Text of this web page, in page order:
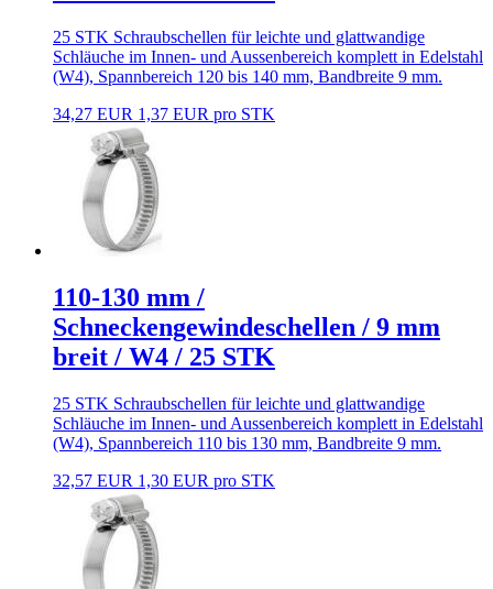
25 STK Schraubschellen für leichte und glattwandige
Schläuche im Innen- und Aussenbereich komplett in Edelstahl
(W4), Spannbereich 120 bis 140 mm, Bandbreite 9 mm.
34,27 EUR 1,37 EUR pro STK
110-130 mm /
Schneckengewindeschellen / 9 mm
breit / W4 / 25 STK
25 STK Schraubschellen für leichte und glattwandige
Schläuche im Innen- und Aussenbereich komplett in Edelstahl
(W4), Spannbereich 110 bis 130 mm, Bandbreite 9 mm.
32,57 EUR 1,30 EUR pro STK